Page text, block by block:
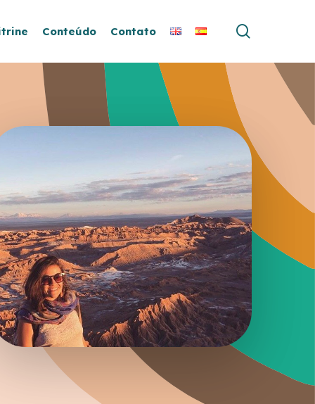
Conteúdo Contato